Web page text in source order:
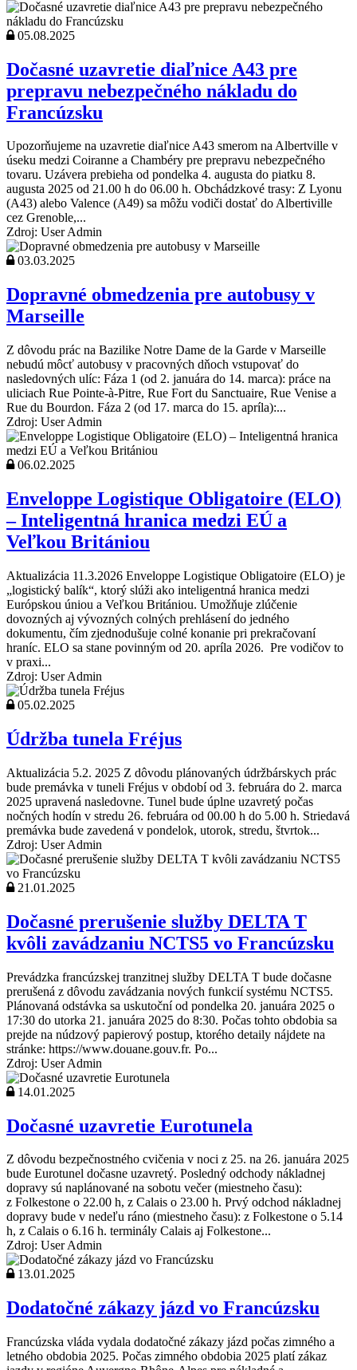
05.08.2025
Dočasné uzavretie diaľnice A43 pre
prepravu nebezpečného nákladu do
Francúzsku
Upozorňujeme na uzavretie diaľnice A43 smerom na Albertville v
úseku medzi Coiranne a Chambéry pre prepravu nebezpečného
tovaru. Uzávera prebieha od pondelka 4. augusta do piatku 8.
augusta 2025 od 21.00 h do 06.00 h. Obchádzkové trasy: Z Lyonu
(A43) alebo Valence (A49) sa môžu vodiči dostať do Albertiville
cez Grenoble,...
Zdroj: User Admin
03.03.2025
Dopravné obmedzenia pre autobusy v
Marseille
Z dôvodu prác na Bazilike Notre Dame de la Garde v Marseille
nebudú môcť autobusy v pracovných dňoch vstupovať do
nasledovných ulíc: Fáza 1 (od 2. januára do 14. marca): práce na
uliciach Rue Pointe-à-Pitre, Rue Fort du Sanctuaire, Rue Venise a
Rue du Bourdon. Fáza 2 (od 17. marca do 15. apríla):...
Zdroj: User Admin
06.02.2025
Enveloppe Logistique Obligatoire (ELO)
– Inteligentná hranica medzi EÚ a
Veľkou Britániou
Aktualizácia 11.3.2026 Enveloppe Logistique Obligatoire (ELO) je
„logistický balík“, ktorý slúži ako inteligentná hranica medzi
Európskou úniou a Veľkou Britániou. Umožňuje zlúčenie
dovozných aj vývozných colných prehlásení do jedného
dokumentu, čím zjednodušuje colné konanie pri prekračovaní
hraníc. ELO sa stane povinným od 20. apríla 2026. Pre vodičov to
v praxi...
Zdroj: User Admin
05.02.2025
Údržba tunela Fréjus
Aktualizácia 5.2. 2025 Z dôvodu plánovaných údržbárskych prác
bude premávka v tuneli Fréjus v období od 3. februára do 2. marca
2025 upravená nasledovne. Tunel bude úplne uzavretý počas
nočných hodín v stredu 26. februára od 00.00 h do 5.00 h. Striedavá
premávka bude zavedená v pondelok, utorok, stredu, štvrtok...
Zdroj: User Admin
21.01.2025
Dočasné prerušenie služby DELTA T
kvôli zavádzaniu NCTS5 vo Francúzsku
Prevádzka francúzskej tranzitnej služby DELTA T bude dočasne
prerušená z dôvodu zavádzania nových funkcií systému NCTS5.
Plánovaná odstávka sa uskutoční od pondelka 20. januára 2025 o
17:30 do utorka 21. januára 2025 do 8:30. Počas tohto obdobia sa
prejde na núdzový papierový postup, ktorého detaily nájdete na
stránke: https://www.douane.gouv.fr. Po...
Zdroj: User Admin
14.01.2025
Dočasné uzavretie Eurotunela
Z dôvodu bezpečnostného cvičenia v noci z 25. na 26. januára 2025
bude Eurotunel dočasne uzavretý. Posledný odchody nákladnej
dopravy sú naplánované na sobotu večer (miestneho času):
z Folkestone o 22.00 h, z Calais o 23.00 h. Prvý odchod nákladnej
dopravy bude v nedeľu ráno (miestneho času): z Folkestone o 5.14
h, z Calais o 6.16 h. terminály Calais aj Folkestone...
Zdroj: User Admin
13.01.2025
Dodatočné zákazy jázd vo Francúzsku
Francúzska vláda vydala dodatočné zákazy jázd počas zimného a
letného obdobia 2025. Počas zimného obdobia 2025 platí zákaz